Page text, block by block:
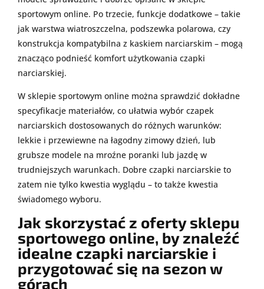
sportowym online. Po trzecie, funkcje dodatkowe – takie
jak warstwa wiatroszczelna, podszewka polarowa, czy
konstrukcja kompatybilna z kaskiem narciarskim – mogą
znacząco podnieść komfort użytkowania czapki
narciarskiej.
W sklepie sportowym online można sprawdzić dokładne
specyfikacje materiałów, co ułatwia wybór czapek
narciarskich dostosowanych do różnych warunków:
lekkie i przewiewne na łagodny zimowy dzień, lub
grubsze modele na mroźne poranki lub jazdę w
trudniejszych warunkach. Dobre czapki narciarskie to
zatem nie tylko kwestia wyglądu – to także kwestia
świadomego wyboru.
Jak skorzystać z oferty sklepu
sportowego online, by znaleźć
idealne czapki narciarskie i
przygotować się na sezon w
górach